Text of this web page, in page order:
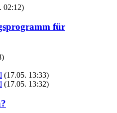
02:12)
für
(17.05. 13:33)
(17.05. 13:32)